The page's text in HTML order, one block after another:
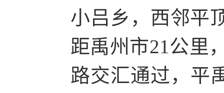
小吕乡，西邻平
距禹州市21公里
路交汇通过，平